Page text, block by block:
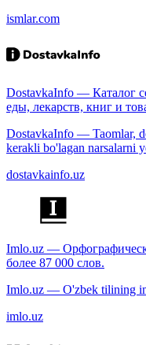
ismlar.com
DostavkaInfo — Каталог
еды, лекарств, книг и
DostavkaInfo — Taomlar,
kerakli bo'lagan narsalarni
dostavkainfo.uz
Imlo.uz —
более 87 000 слов.
Imlo.uz — O'zbek tilining
imlo.uz